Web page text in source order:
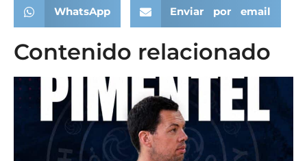
WhatsApp Enviar por email
Contenido relacionado